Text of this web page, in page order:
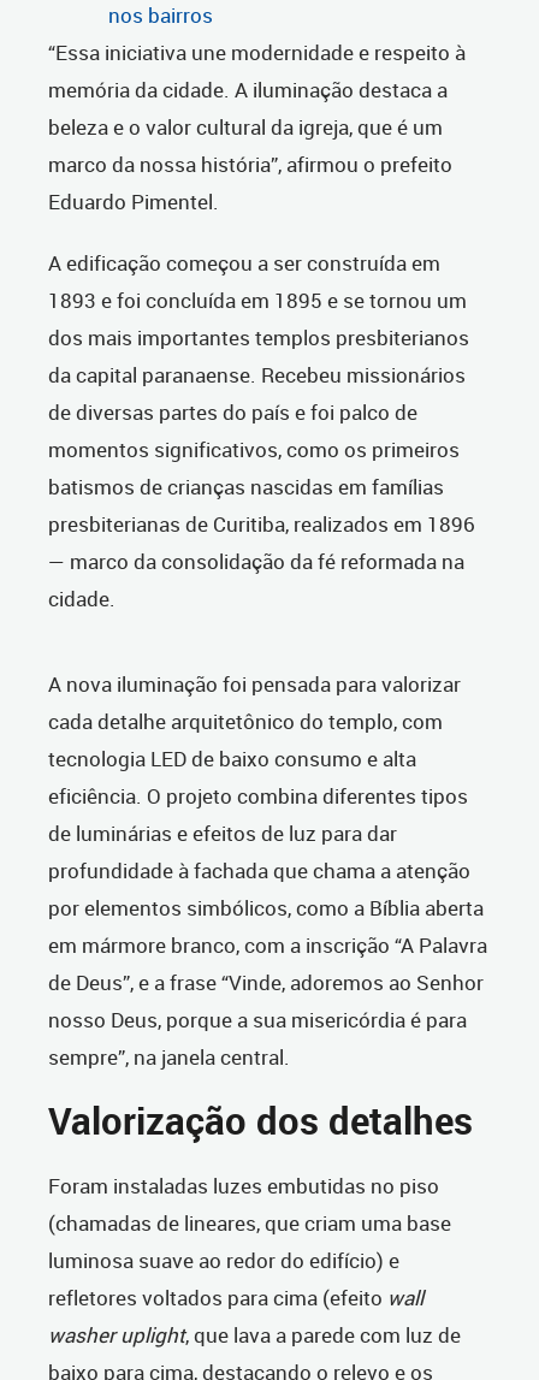
nos bairros
“Essa iniciativa une modernidade e respeito à
memória da cidade. A iluminação destaca a
beleza e o valor cultural da igreja, que é um
marco da nossa história”, afirmou o prefeito
Eduardo Pimentel.
A edificação começou a ser construída em
1893 e foi concluída em 1895 e se tornou um
dos mais importantes templos presbiterianos
da capital paranaense. Recebeu missionários
de diversas partes do país e foi palco de
momentos significativos, como os primeiros
batismos de crianças nascidas em famílias
presbiterianas de Curitiba, realizados em 1896
— marco da consolidação da fé reformada na
cidade.
A nova iluminação foi pensada para valorizar
cada detalhe arquitetônico do templo, com
tecnologia LED de baixo consumo e alta
eficiência. O projeto combina diferentes tipos
de luminárias e efeitos de luz para dar
profundidade à fachada que chama a atenção
por elementos simbólicos, como a Bíblia aberta
em mármore branco, com a inscrição “A Palavra
de Deus”, e a frase “Vinde, adoremos ao Senhor
nosso Deus, porque a sua misericórdia é para
sempre”, na janela central.
Valorização dos detalhes
Foram instaladas luzes embutidas no piso
(chamadas de lineares, que criam uma base
luminosa suave ao redor do edifício) e
refletores voltados para cima (efeito wall
washer uplight, que lava a parede com luz de
baixo para cima, destacando o relevo e os